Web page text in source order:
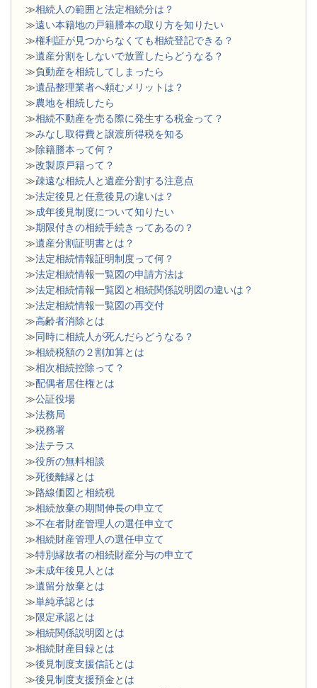
≫相続人の範囲と法定相続分は？
≫遠い本籍地の戸籍謄本の取り方を知りたい
≫権利証が見つからなくても相続登記できる？
≫遺産分割をしないで放置したらどうなる？
≫負動産を相続してしまったら
≫遺品整理業者へ頼むメリットは？
≫農地を相続したら
≫相続不動産を売る際に発生する税金って？
≫みなし取得費と譲渡所得税を知る
≫除籍謄本って何？
≫改製原戸籍って？
≫疎遠な相続人と遺産分割する注意点
≫法定後見と任意後見の違いは？
≫成年後見制度について知りたい
≫期限付きの相続手続きってあるの？
≫遺産分割証明書とは？
≫法定相続情報証明制度って何？
≫法定相続情報一覧図の申請方法は
≫法定相続情報一覧図と相続関係説明図の違いは？
≫法定相続情報一覧図の再交付
≫高齢者消除とは
≫同時に相続人が死んだらどうなる？
≫相続税額の２割加算とは
≫相次相続控除って？
≫配偶者居住権とは
≫公証役場
≫法務局
≫税務署
≫法テラス
≫役所の無料相談
≫死後離縁とは
≫路線価図と相続税
≫相続放棄の期間伸長の申立て
≫不在者財産管理人の選任申立て
≫相続財産管理人の選任申立て
≫特別縁故者の相続財産分与の申立て
≫未成年後見人とは
≫遺留分放棄とは
≫単純承認とは
≫限定承認とは
≫相続関係説明図とは
≫相続財産目録とは
≫後見制度支援信託とは
≫後見制度支援預金とは